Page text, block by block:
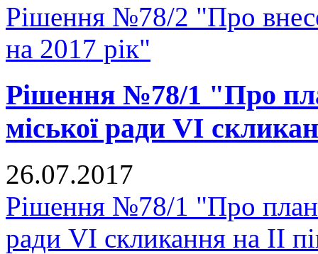
Рішення №78/2 "Про
на 2017 рік"
Рішення №78/1 "Про
міської ради VI
26.07.2017
Рішення №78/1 "Про план
ради VI скликання на II